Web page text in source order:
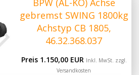
BPW (AL-KO) Achse
gebremst SWING 1800kg
Achstyp CB 1805,
46.32.368.037
Preis 1.150,00 EUR Inkl. MwSt. zzgl.
Versandkosten